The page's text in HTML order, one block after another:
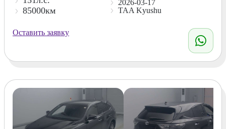
85000км
2026-03-17
TAA Kyushu
Оставить заявку